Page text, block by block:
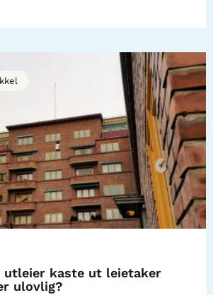
utleier kaste ut leietaker
ulovlig?